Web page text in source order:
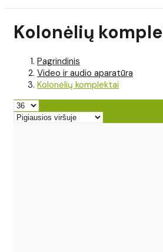
Kolonėlių
Pagrindinis
Video ir audio aparatūra
Kolonėlių komplektai